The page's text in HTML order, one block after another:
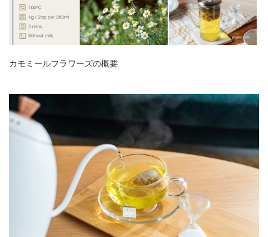
カモミールフラワーズの概要